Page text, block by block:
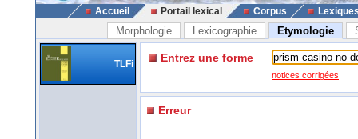
Accueil Portail lexical Corpus
Morphologie Lexicographie Etymologie
TLFi Entrez une forme
notices corrigées
Erreur